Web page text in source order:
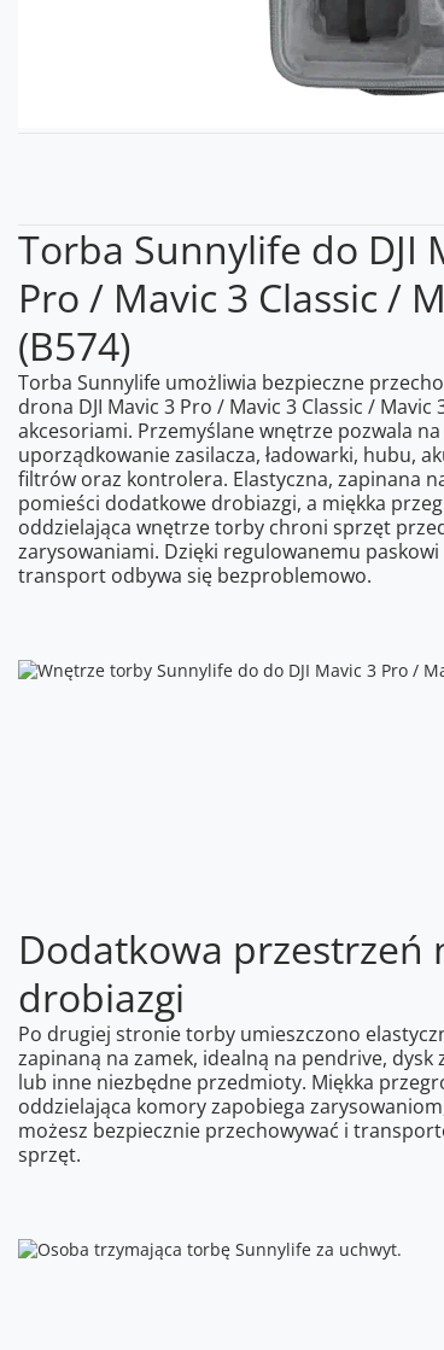
Torba Sunnylife do DJI
Pro / Mavic 3 Classic /
(B574)
Torba Sunnylife umożliwia bezpieczne
drona DJI Mavic 3 Pro / Mavic 3 Classic / Mavic
akcesoriami. Przemyślane wnętrze pozwala na
uporządkowanie zasilacza, ładowarki, hubu,
filtrów oraz kontrolera. Elastyczna, zapinana
pomieści dodatkowe drobiazgi, a miękka
oddzielająca wnętrze torby chroni sprzęt
zarysowaniami. Dzięki regulowanemu
transport odbywa się bezproblemowo.
Dodatkowa przestrzeń
drobiazgi
Po drugiej stronie torby umieszczono
zapinaną na zamek, idealną na pendrive, dysk
lub inne niezbędne przedmioty. Miękka
oddzielająca komory zapobiega
możesz bezpiecznie przechowywać i
sprzęt.